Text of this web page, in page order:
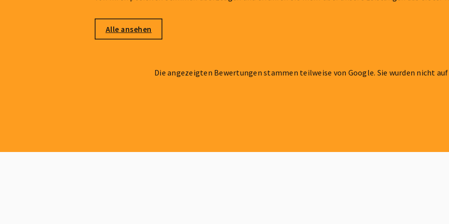
Alle ansehen
Die angezeigten Bewertungen stammen teilweise von Google. Sie wurden nicht